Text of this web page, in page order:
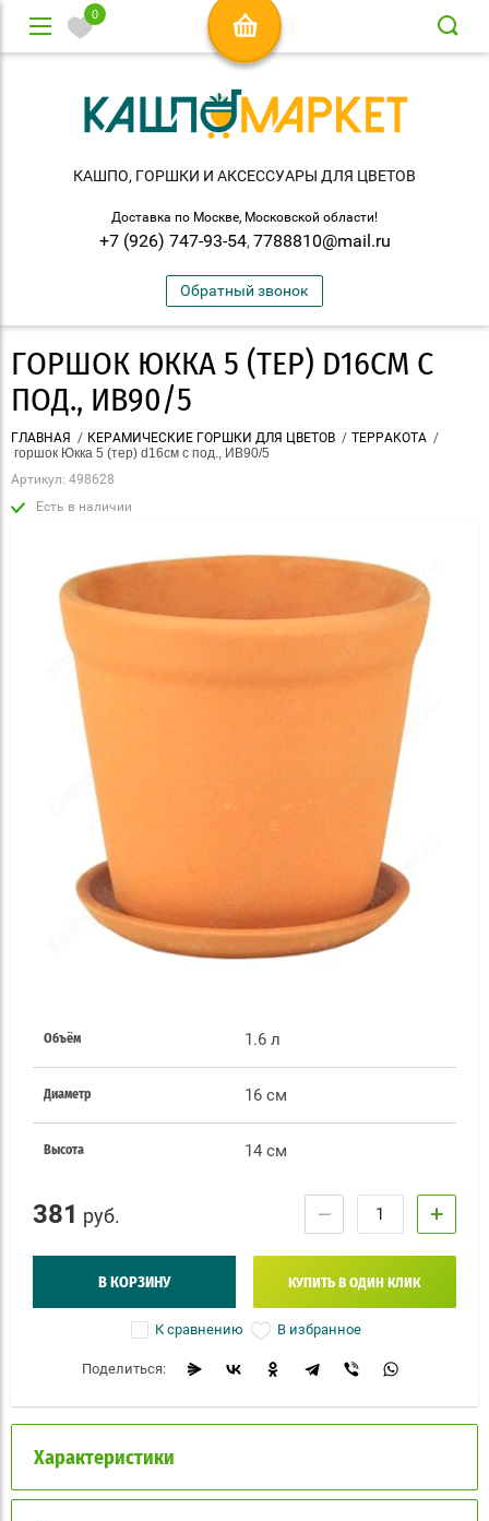
0
КАШПО, ГОРШКИ И АКСЕСCУАРЫ ДЛЯ ЦВЕТОВ
Доставка по Москве, Московской области!
+7 (926) 747-93-54, 7788810@mail.ru
Обратный звонок
ГОРШОК ЮККА 5 (ТЕР) D16СМ С
ПОД., ИВ90/5
ГЛАВНАЯ / КЕРАМИЧЕСКИЕ ГОРШКИ ДЛЯ ЦВЕТОВ / ТЕРРАКОТА /
горшок Юкка 5 (тер) d16см с под., ИВ90/5
Артикул: 498628
Есть в наличии
Объём 1.6 л
Диаметр 16 см
Высота 14 см
381 руб. − +
В КОРЗИНУ КУПИТЬ В ОДИН КЛИК
К сравнению В избранное
Поделиться:
Характеристики